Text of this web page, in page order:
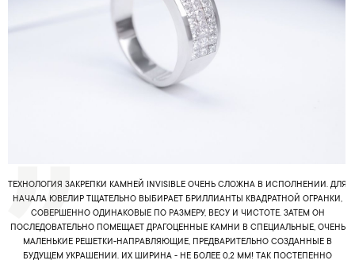
ТЕХНОЛОГИЯ ЗАКРЕПКИ КАМНЕЙ INVISIBLE ОЧЕНЬ СЛОЖНА В ИСПОЛНЕНИИ. ДЛЯ
НАЧАЛА ЮВЕЛИР ТЩАТЕЛЬНО ВЫБИРАЕТ БРИЛЛИАНТЫ КВАДРАТНОЙ ОГРАНКИ,
СОВЕРШЕННО ОДИНАКОВЫЕ ПО РАЗМЕРУ, ВЕСУ И ЧИСТОТЕ. ЗАТЕМ ОН
ПОСЛЕДОВАТЕЛЬНО ПОМЕЩАЕТ ДРАГОЦЕННЫЕ КАМНИ В СПЕЦИАЛЬНЫЕ, ОЧЕНЬ
МАЛЕНЬКИЕ РЕШЕТКИ-НАПРАВЛЯЮЩИЕ, ПРЕДВАРИТЕЛЬНО СОЗДАННЫЕ В
БУДУЩЕМ УКРАШЕНИИ. ИХ ШИРИНА - НЕ БОЛЕЕ 0,2 ММ! ТАК ПОСТЕПЕННО